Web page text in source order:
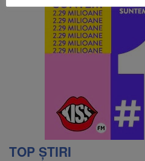
TOP ȘTIRI